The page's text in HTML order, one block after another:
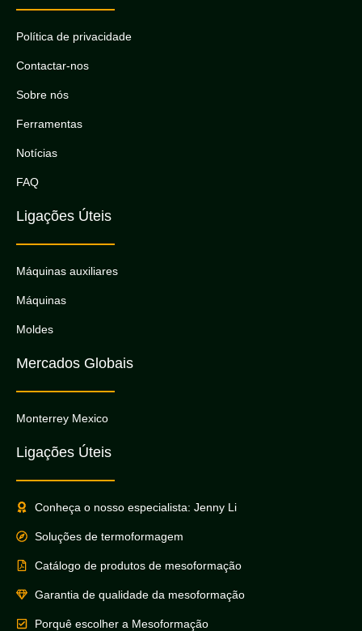
Política de privacidade
Contactar-nos
Sobre nós
Ferramentas
Notícias
FAQ
Ligações Úteis
Máquinas auxiliares
Máquinas
Moldes
Mercados Globais
Monterrey Mexico
Ligações Úteis
Conheça o nosso especialista: Jenny Li
Soluções de termoformagem
Catálogo de produtos de mesoformação
Garantia de qualidade da mesoformação
Porquê escolher a Mesoformação